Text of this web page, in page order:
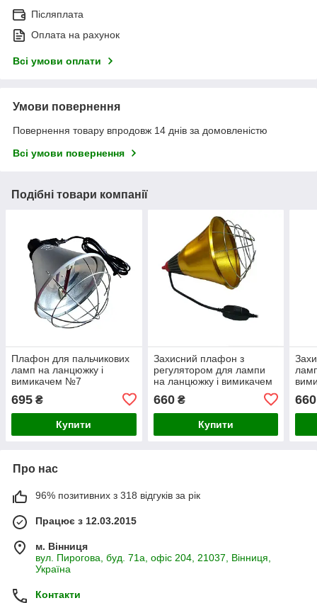
Післяплата
Оплата на рахунок
Всі умови оплати
Умови повернення
Повернення товару впродовж 14 днів за домовленістю
Всі умови повернення
Подібні товари компанії
Плафон для пальчикових
ламп на ланцюжку і
вимикачем №7
695 ₴
Купити
Захисний плафон з
регулятором для лампи
на ланцюжку і вимикачем
660₴
Купити
660
Про нас
96% позитивних з 318 відгуків за рік
Працює з 12.03.2015
м. Вінниця
вул. Пирогова, буд. 71а, офіс 204, 21037, Вінниця,
Україна
Контакти